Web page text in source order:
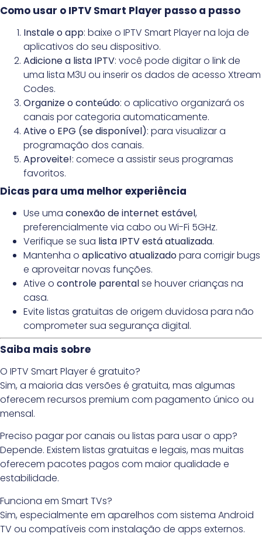
Como usar o IPTV Smart Player passo a passo
Instale o app: baixe o IPTV Smart Player na loja de
aplicativos do seu dispositivo.
Adicione a lista IPTV: você pode digitar o link de
uma lista M3U ou inserir os dados de acesso Xtream
Codes.
Organize o conteúdo: o aplicativo organizará os
canais por categoria automaticamente.
Ative o EPG (se disponível): para visualizar a
programação dos canais.
Aproveite!: comece a assistir seus programas
favoritos.
Dicas para uma melhor experiência
Use uma conexão de internet estável,
preferencialmente via cabo ou Wi-Fi 5GHz.
Verifique se sua lista IPTV está atualizada.
Mantenha o aplicativo atualizadopara corrigir bugs
e aproveitar novas funções.
Ative o controle parentalse houver crianças na
casa.
Evite listas gratuitas de origem duvidosa para não
comprometer sua segurança digital.
Saiba mais sobre
O IPTV Smart Player é gratuito?
Sim, a maioria das versões é gratuita, mas algumas
oferecem recursos premium com pagamento único ou
mensal.
Preciso pagar por canais ou listas para usar o app?
Depende. Existem listas gratuitas e legais, mas muitas
oferecem pacotes pagos com maior qualidade e
estabilidade.
Funciona em Smart TVs?
Sim, especialmente em aparelhos com sistema Android
TV ou compatíveis com instalação de apps externos.